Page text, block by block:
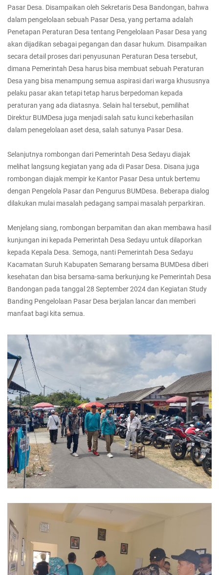
Pasar Desa. Disampaikan oleh Sekretaris Desa Bandongan, bahwa
dalam pengelolaan sebuah Pasar Desa, yang pertama adalah
Penetapan Peraturan Desa tentang Pengelolaan Pasar Desa yang
akan dijadikan sebagai pegangan dan dasar hukum. Disampaikan
secara detail proses dari penyusunan Peraturan Desa tersebut,
dimana Pemerintah Desa harus bisa membuat sebuah Peraturan
Desa yang bisa menampung semua aspirasi dari warga khususnya
pelaku pasar akan tetapi tetap harus berpedoman kepada
peraturan yang ada diatasnya. Selain hal tersebut, pemilihat
Direktur BUMDesa juga menjadi salah satu kunci keberhasilan
dalam penegelolaan aset desa, salah satunya Pasar Desa.
Selanjutnya rombongan dari Pemerintah Desa Sedayu diajak
melihat langsung kegiatan yang ada di Pasar Desa. Disana juga
rombongan diajak mempir ke Kantor Pasar Desa untuk bertemu
dengan Pengelola Pasar dan Pengurus BUMDesa. Beberapa dialog
dilakukan mulai masalah pedagang sampai masalah perparkiran.
Menjelang siang, rombongan berpamitan dan akan membawa hasil
kunjungan ini kepada Pemerintah Desa Sedayu untuk dilaporkan
kepada Kepala Desa. Semoga, nanti Pemerintah Desa Sedayu
Kacamatan Suruh Kabupaten Semarang bersama BUMDesa diberi
kesehatan dan bisa bersama-sama berkunjung ke Pemerintah Desa
Bandongan pada tanggal 28 September 2024 dan Kegiatan Study
Banding Pengelolaan Pasar Desa berjalan lancar dan memberi
manfaat bagi kita semua.